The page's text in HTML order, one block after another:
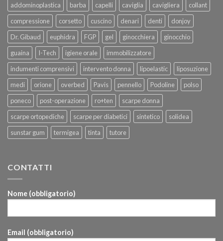
addominoplastica barba capelli caviglia cavigliera
collant
compressione
corsetto cuscino denari denti
donjoy
Dr. Gibaud
euphidra FGP gel ginocchiera
ginocchio
guaina
I-Tech igiene orale
immobilizzatore
indumenti comprensivi
intervento donna lipoelastic
liposuzione
medi
orione overbed Pavis pennello Podoline
polso
poneco
post-operazione ro+ten
scarpe donna
scarpe ortopediche
scarpe per diabetici sintetico
solidea
sunstar gum
termigea tinta tutore
CONTATTI
Nome (obbligatorio)
Email (obbligatorio)